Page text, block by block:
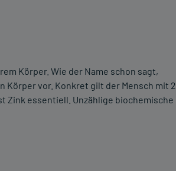
Körper. Wie der Name schon sagt,
Körper vor. Konkret gilt der Mensch mit 2
Zink essentiell. Unzählige biochemische